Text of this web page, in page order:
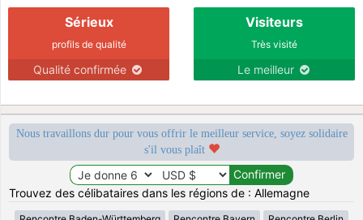
Sérieux
profils de qualité
Qualité confirmée
Visiteurs
Très visité
Le meilleur
Nous travaillons dur pour vous offrir le meilleur service, soyez solidaire
s'il vous plaît
Trouvez des célibataires dans les régions de : Allemagne